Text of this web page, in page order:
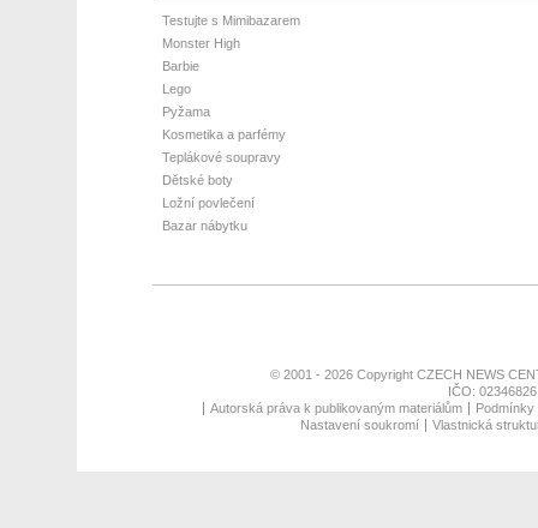
Testujte s Mimibazarem
Monster High
Barbie
Lego
Pyžama
Kosmetika a parfémy
Teplákové soupravy
Dětské boty
Ložní povlečení
Bazar nábytku
© 2001 - 2026 Copyright CZECH NEWS
IČO:
Autorská práva k publikovaným materiálům
Nastavení soukromí
Vlastnická